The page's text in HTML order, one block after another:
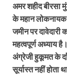
अमर शहीद बीरसा
के महान
जमीन पर
महत्वपूर्ण
अंग्रेजी हुकूमत के
सूर्यास्त नहीं